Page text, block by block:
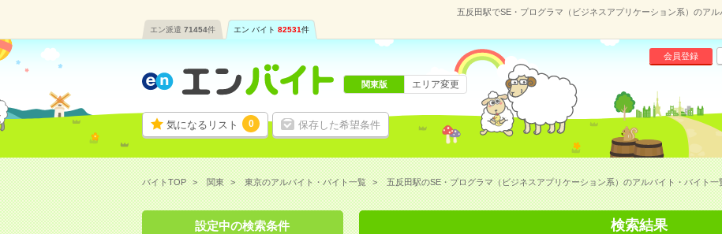
五反田駅でSE・プログラマ（ビジネスアプリケーション系）のア
エン派遣 71454件 エン バイト 82531件
気になるリスト 0 保存した希望条件
会員登録
関東版 エリア変更
バイトTOP 関東 東京のアルバイト・バイト一覧 五反田駅のSE・プログラマ（ビジネスアプリケーション系）のアルバイト・バイト一
設定中の検索条件 検索結果